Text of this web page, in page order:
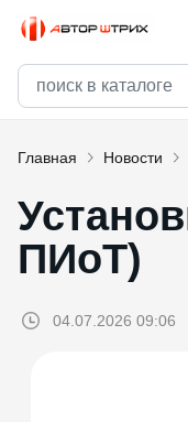
Главная Новости
ПИоТ)
04.07.2026 09:06